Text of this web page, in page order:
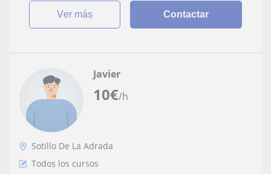
ver más Contactar
10€/h
Javier
Sotillo De La Adrada
Todos los cursos